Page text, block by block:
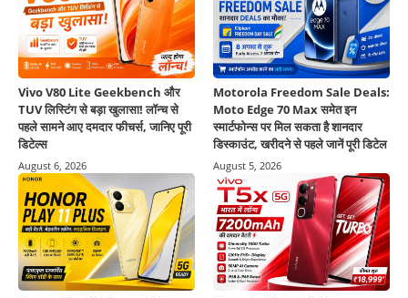
Vivo V80 Lite Geekbench और
TUV लिस्टिंग से बड़ा खुलासा! लॉन्च से
पहले सामने आए दमदार फीचर्स, जानिए पूरी
डिटेल्स
August 6, 2026
Motorola Freedom Sale Deals:
Moto Edge 70 Max समेत इन
स्मार्टफोन्स पर मिल सकता है शानदार
डिस्काउंट, खरीदने से पहले जानें पूरी डिटेल
August 5, 2026